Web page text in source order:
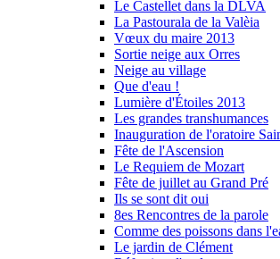
Le Castellet dans la DLVA
La Pastourala de la Valèia
Vœux du maire 2013
Sortie neige aux Orres
Neige au village
Que d'eau !
Lumière d'Étoiles 2013
Les grandes transhumances
Inauguration de l'oratoire
Fête de l'Ascension
Le Requiem de Mozart
Fête de juillet au Grand Pré
Ils se sont dit oui
8es Rencontres de la parole
Comme des poissons dans
Le jardin de Clément